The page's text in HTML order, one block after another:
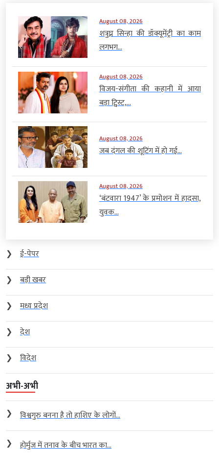
August 08, 2026
शत्रुघ्न सिन्हा की डॉक्यूमेंट्री का काम
लगभग...
August 08, 2026
विजय-संगीता की कहानी में आया
बड़ा ट्विस्ट,...
August 08, 2026
जब दंगल की शूटिंग में हो गई...
August 08, 2026
‘बंटवारा 1947’ के प्रमोशन में हादसा,
युवक...
❯
ई-पेपर
❯
बड़ी खबर
❯
मध्य प्रदेश
❯
देश
❯
विदेश
अभी-अभी
❯ विश्वगुरु बनना है तो हाशिए के लोगों...
❯ होर्मुज में तनाव के बीच भारत का...